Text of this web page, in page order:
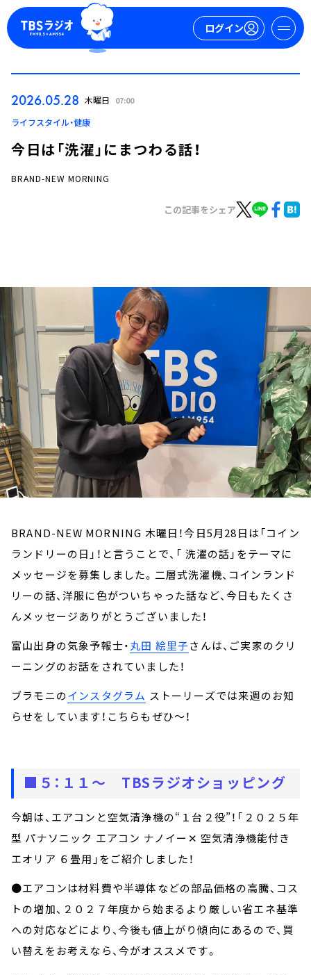
ログイン
ログイン
トピックス
TBS Podcast
イベント・グッズ
YouTube
会社情報
2026.05.28 木曜日 07:00
ライフスタイル・健康
今日は「洗濯」にまつわる話！
BRAND-NEW MORNING
この記事をシェア
BRAND-NEW MORNING 木曜日！今日5月28日は「コイン
ランドリーの日」！と言うことで、「 洗濯の話」をテーマに
メッセージを募集しました。二層式洗濯機、コインランド
リーの話、洋服に色がついちゃった話など、今日もたくさ
んメッセージありがとうございました！
富山出身の気象予報士・丸田 絵里子さんは、ご実家のクリ
ーニングのお話をされていました！
ブラモニのインスタグラム ストーリーズでは来週のお知
らせをしています！こちらもぜひ～！
■５：１１～ TBSラジオショッピング
今朝は、エアコンと空気清浄機の“１台２役”！「２０２５年
型 パナソニック エアコン ナノイー✕ 空気清浄機能付き
エオリア ６畳用」をご紹介しました！
●エアコンは材料費や半導体などの部品価格の高騰、コス
トの増加、２０２７年度から始まるより厳しい省エネ基準
への対応などにより、今後も値上がり傾向にあるので、買
い替えをお考えなら、今がオススメです。